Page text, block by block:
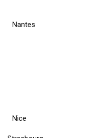
Nantes
Nice